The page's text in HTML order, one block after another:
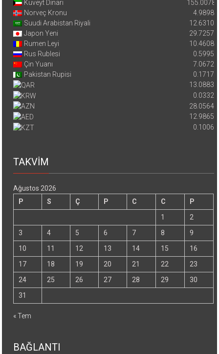
Kuveyt Dinarı
155.0078
Norveç Kronu
4.9898
Suudi Arabistan Riyali
12.6310
Japon Yeni
29.7257
Rumen Leyi
10.4608
Rus Rublesi
0.5995
Çin Yuanı
7.0672
Pakistan Rupisi
0.1717
13.0883
0.0332
28.0564
12.9865
0.1006
TAKVİM
Ağustos 2026
P
S Ç P C C
P
1
2
3
4 5 6 7 8
9
10
11 12 13 14 15
16
17
18 19 20 21 22
23
24
25 26 27 28 29
30
31
« Tem
BAĞLANTI